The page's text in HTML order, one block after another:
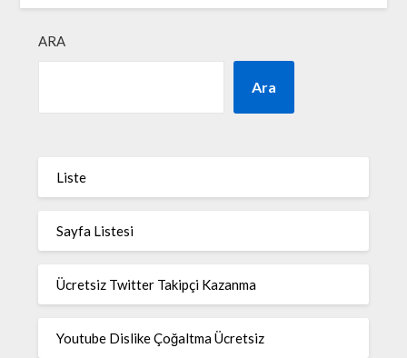
ARA
Ara
Liste
Sayfa Listesi
Ücretsiz Twitter Takipçi Kazanma
Youtube Dislike Çoğaltma Ücretsiz